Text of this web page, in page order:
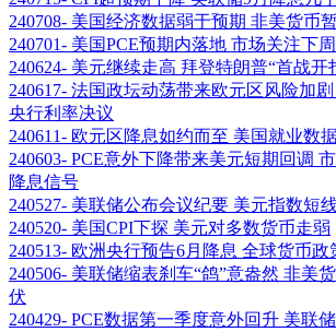
240708- 美国经济数据弱于预期 非美货币
240701- 美国PCE预期内落地 市场关注下
240624- 美元继续走高 拜登特朗普“首战开
240617- 法国政坛动荡带来欧元区风险加
央行利率决议
240611- 欧元区降息如约而至 美国就业数
240603- PCE意外下降带来美元短期回调
降息信号
240527- 美联储公布会议纪要 美元指数短
240520- 美国CPI下探 美元对多数货币走弱
240513- 欧洲央行预告6月降息 全球货币
240506- 美联储缩表刹车“鸽”意盎然 非美
伏
240429- PCE数据第一季度意外回升 美联